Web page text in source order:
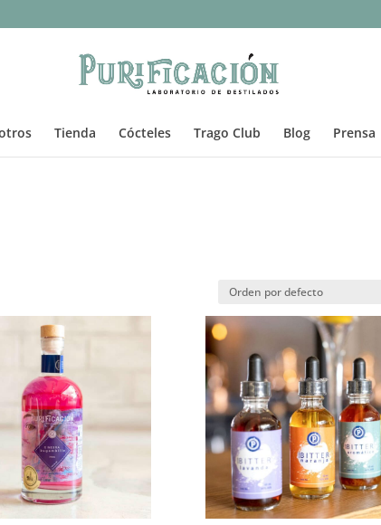
Tienda Cócteles Trago Club Blog Prensa